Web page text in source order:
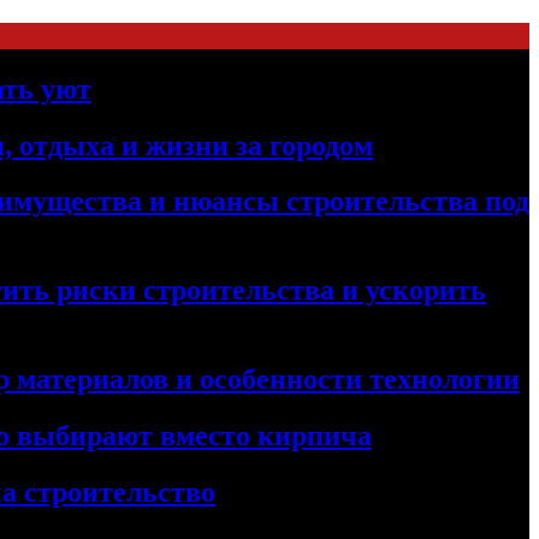
уют
отдыха и жизни за городом
и нюансы строительства под
риски строительства и ускорить
и особенности технологии
выбирают вместо кирпича
строительство